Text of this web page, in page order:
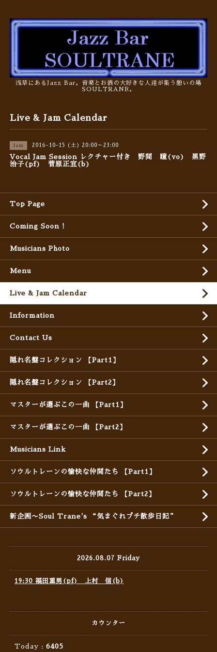
浅草にあるJazz Bar。音楽とお酒の大好きな人達が集う憩いの場
SOULTRANE。
Live & Jam Calendar
Jam 2016-10-15 (土) 20:00～23:00
Vocal Jam Session レクチャー付き 野間 瞳(vo) 黒野
治子(pf) 菅原正宜(b)
Top Page
Coming Soon !
Musicians Photo
Menu
Live & Jam Calendar
Information
Contact Us
隠れ名盤コレクション 【Part1】
隠れ名盤コレクション 【Part2】
マスターが選ぶこの一曲 【Part1】
マスターが選ぶこの一曲 【Part2】
Musicians Link
ソウルトレーンの愉快な仲間たち 【Part1】
ソウルトレーンの愉快な仲間たち 【Part2】
新企画〜Soul Trane's “気まぐれプチ散歩日記”
2026.08.07 Friday
19:30 福田重男(pf) 上村 信(b)
カウンター
Today : 6405